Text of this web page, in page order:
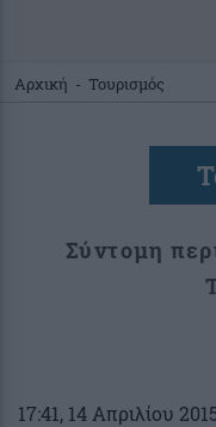
Αρχική - Τουρισμός
Σύντομη
17:41, 14 Απριλίου